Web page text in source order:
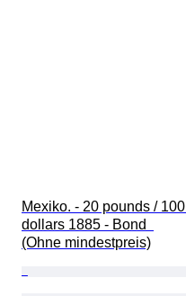
Mexiko. - 20 pounds / 100
dollars 1885 - Bond
(Ohne mindestpreis)